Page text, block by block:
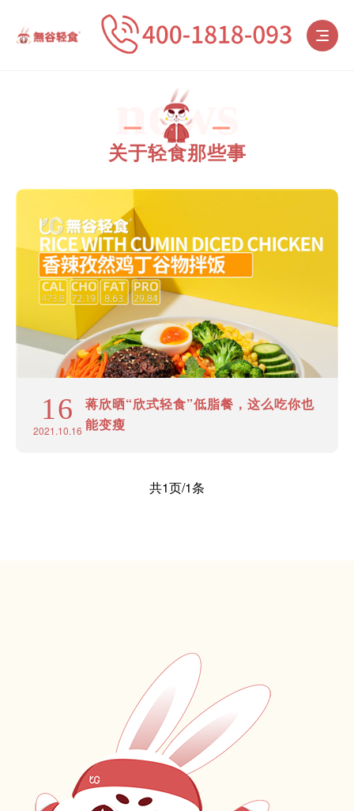
news
关于轻食那些事
16
2021.10.16
蒋欣晒“欣式轻食”低脂餐，这么吃你也
能变瘦
共1页/1条